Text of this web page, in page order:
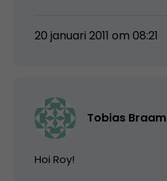
20 januari 2011 om 08:21
Tobias Braam
Hoi Roy!